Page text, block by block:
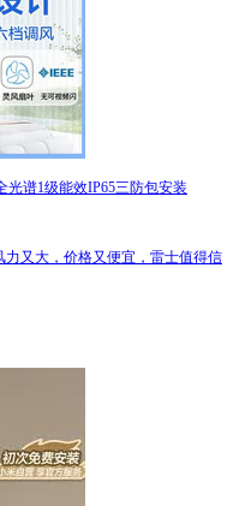
谱1级能效IP65三防包安装
又大，价格又便宜，雷士值得信